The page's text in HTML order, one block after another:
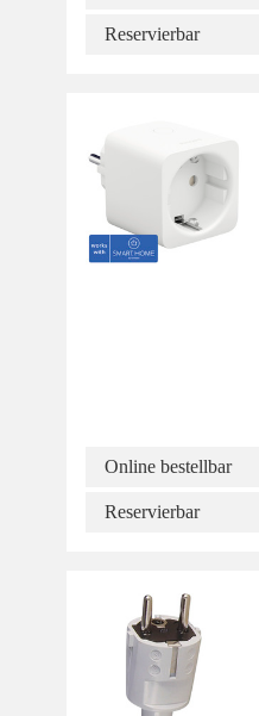
Reservierbar
Online bestellbar
Reservierbar